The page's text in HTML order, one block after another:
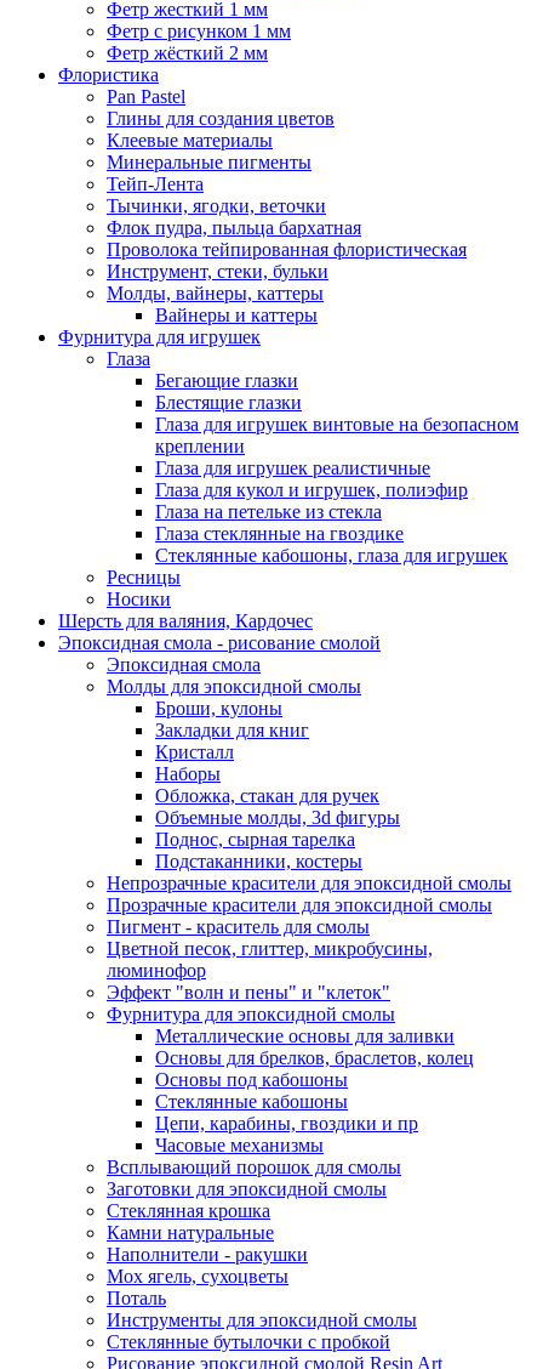
Фетр жесткий 1 мм
Фетр с рисунком 1 мм
Фетр жёсткий 2 мм
Флористика
Pan Pastel
Глины для создания цветов
Клеевые материалы
Минеральные пигменты
Тейп-Лента
Тычинки, ягодки, веточки
Флок пудра, пыльца бархатная
Проволока тейпированная флористическая
Инструмент, стеки, бульки
Молды, вайнеры, каттеры
Вайнеры и каттеры
Фурнитура для игрушек
Глаза
Бегающие глазки
Блестящие глазки
Глаза для игрушек винтовые на безопасном
креплении
Глаза для игрушек реалистичные
Глаза для кукол и игрушек, полиэфир
Глаза на петельке из стекла
Глаза стеклянные на гвоздике
Стеклянные кабошоны, глаза для игрушек
Ресницы
Носики
Шерсть для валяния, Кардочес
Эпоксидная смола - рисование смолой
Эпоксидная смола
Молды для эпоксидной смолы
Броши, кулоны
Закладки для книг
Кристалл
Наборы
Обложка, стакан для ручек
Объемные молды, 3d фигуры
Поднос, сырная тарелка
Подстаканники, костеры
Непрозрачные красители для эпоксидной смолы
Прозрачные красители для эпоксидной смолы
Пигмент - краситель для смолы
Цветной песок, глиттер, микробусины,
люминофор
Эффект "волн и пены" и "клеток"
Фурнитура для эпоксидной смолы
Металлические основы для заливки
Основы для брелков, браслетов, колец
Основы под кабошоны
Стеклянные кабошоны
Цепи, карабины, гвоздики и пр
Часовые механизмы
Всплывающий порошок для смолы
Заготовки для эпоксидной смолы
Стеклянная крошка
Камни натуральные
Наполнители - ракушки
Мох ягель, сухоцветы
Поталь
Инструменты для эпоксидной смолы
Стеклянные бутылочки с пробкой
Рисование эпоксидной смолой Resin Art